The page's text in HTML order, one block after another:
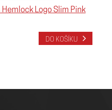
Logo Slim Pink
DO KOŠÍKU